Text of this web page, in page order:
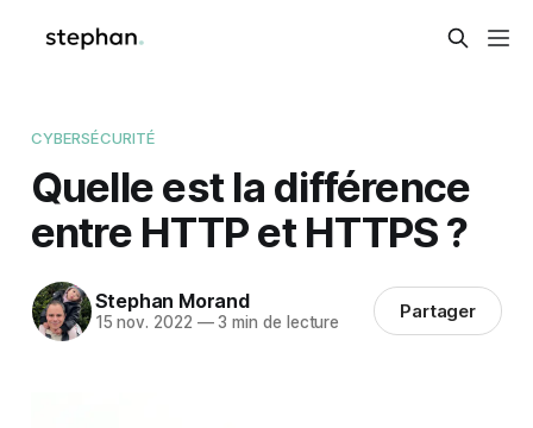
CYBERSÉCURITÉ
Quelle est la différence
entre HTTP et HTTPS ?
Stephan Morand
15 nov. 2022 —3 min de lecture Partager